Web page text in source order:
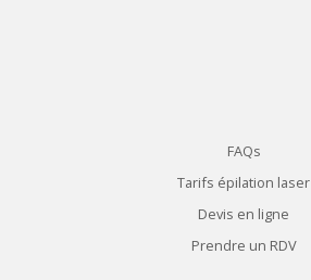
FAQs
Tarifs épilation laser
Devis en ligne
Prendre un RDV